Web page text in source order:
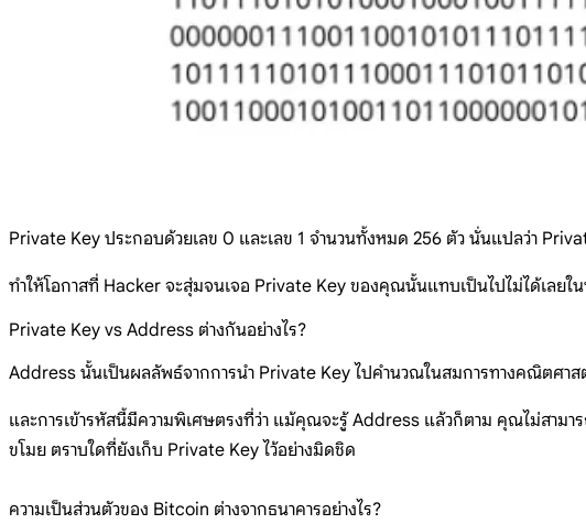
Private Key ประกอบด้วยเลข 0 และเลข 1 จำนวนทั้งหมด 256 ตัว นั่นแปลว่า
ทำให้โอกาสที่ Hacker จะสุ่มจนเจอ Private Key ของคุณนั้นแทบเป็นไปไม่ได้เลยใ
Private Key vs Address ต่างกันอย่างไร?
Address นั้นเป็นผลลัพธ์จากการนำ Private Key ไปคำนวณในสมการทางคณิตศาส
และการเข้ารหัสนี้มีความพิเศษตรงที่ว่า แม้คุณจะรู้ Address แล้วก็ตาม คุณไม่สาม
ขโมย ตราบใดที่ยังเก็บ Private Key ไว้อย่างมิดชิด
ความเป็นส่วนตัวของ Bitcoin ต่างจากธนาคารอย่างไร?